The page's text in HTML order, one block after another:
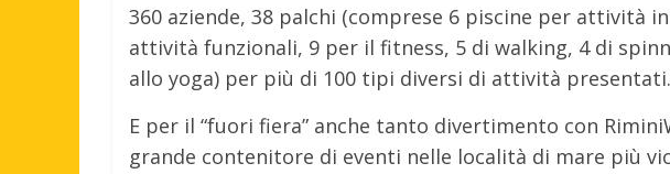
360 aziende, 38 palchi (comprese 6 piscine per attività
attività funzionali, 9 per il fitness, 5 di walking, 4 di
allo yoga) per più di 100 tipi diversi di attività presentati.
E per il “fuori fiera” anche tanto divertimento con
grande contenitore di eventi nelle località di mare più